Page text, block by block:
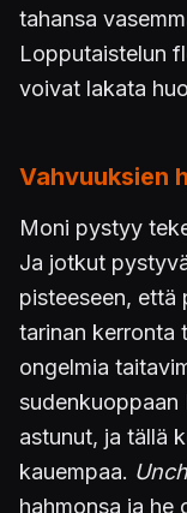
tahansa
Lopputaistelun
voivat lakata
Vahvuuksien
Moni pystyy
Ja jotkut
pisteeseen, että
tarinan kerronta
ongelmia
sudenkuoppaan
astunut, ja tällä
kauempaa.
hahmonsa ja he